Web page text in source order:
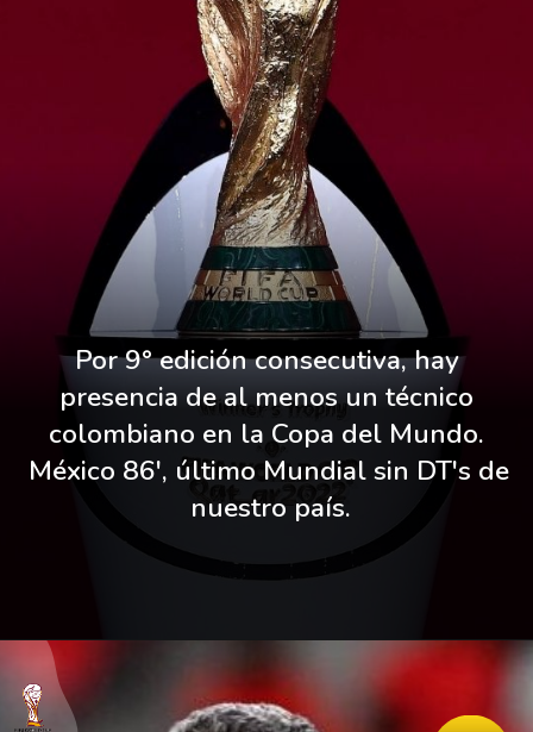
Por 9° edición consecutiva, hay
presencia de al menos un técnico
colombiano en la Copa del Mundo.
México 86', último Mundial sin DT's de
nuestro país.